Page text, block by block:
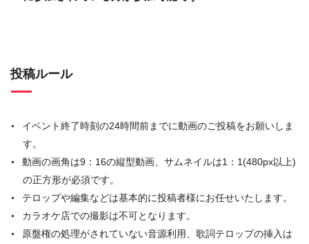
投稿ルール
イベント終了時刻の24時間前までに動画のご投稿をお願いしま
す。
動画の画角は9：16の縦型動画、サムネイルは1：1(480px以上)
の正方形が必須です。
テロップや編集などは基本的に投稿者様にお任せいたします。
カラオケ店での撮影は不可となります。
原盤権の処理がされていない音源利用、歌詞テロップの挿入は